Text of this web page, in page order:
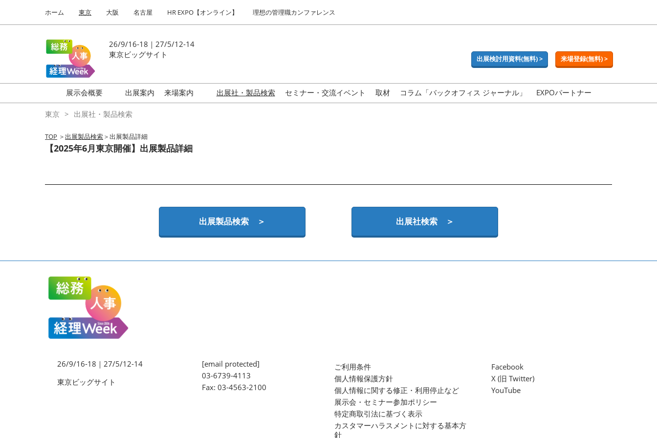
キ
プ
し
て
進
to
ホーム 東京 大阪 名古屋 HR EXPO【オンライン】 理想の管理職カンファレンス
26/9/16-18｜27/5/12-14
東京ビッグサイト
出展検討用資料(無料) > 来場登録(無料) >
展示会概要
働き方改革 EXPO
福利厚生 EXPO
ワークプレイス改革EXPO
【9月より】バックオフィス
AIエージェント EXPO
【9月】展示会概要
出展案内
来場案内
出展社・製品検索 セミナー・交流イベント 取材 コラム「バックオフィス ジャーナル」 EXPOパートナー
東京 出展社・製品検索
TOP ＞出展製品検索＞出展製品詳細
【2025年6月東京開催】出展製品詳細
出展製品検索 ＞ 出展社検索 ＞
26/9/16-18｜27/5/12-14
東京ビッグサイト
[email protected]
03-6739-4113
Fax: 03-4563-2100
ご利用条件
個人情報保護方針
個人情報に関する修正・利用停止など
展示会・セミナー参加ポリシー
特定商取引法に基づく表示
カスタマーハラスメントに対する基本方
針
Facebook
X (旧 Twitter)
YouTube